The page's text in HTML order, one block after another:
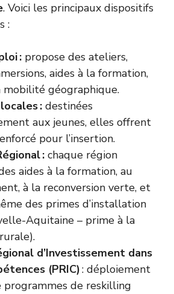
. Voici les principaux dispositifs
:
: propose des ateliers,
aides à la formation,
mobilité géographique.
: destinées
aux jeunes, elles offrent
pour l’insertion.
: chaque région
aides à la formation, au
à la reconversion verte, et
des primes d’installation
Aquitaine – prime à la
d’Investissement dans
(PRIC): déploiement
programmes de reskilling